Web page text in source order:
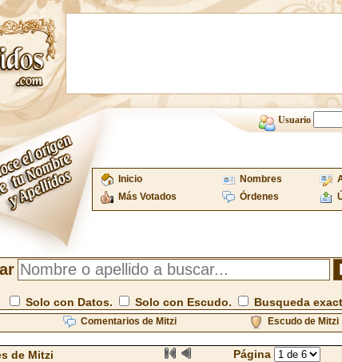
Usuario
Inicio Nombres
Más Votados
Órdenes
Solo con Datos. Solo con Escudo. Busqueda
Comentarios de Mitzi Escudo de Mitzi
de Mitzi Página